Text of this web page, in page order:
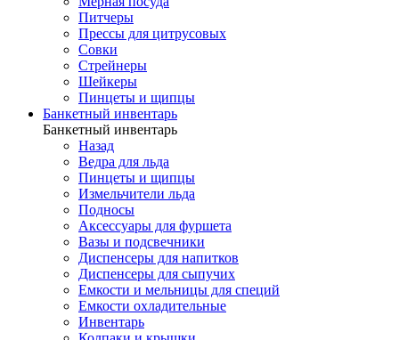
Питчеры
Прессы для цитрусовых
Совки
Стрейнеры
Шейкеры
Пинцеты и щипцы
Банкетный инвентарь
Банкетный инвентарь
Назад
Ведра для льда
Пинцеты и щипцы
Измельчители льда
Подносы
Аксессуары для фуршета
Вазы и подсвечники
Диспенсеры для напитков
Диспенсеры для сыпучих
Емкости и мельницы для специй
Емкости охладительные
Инвентарь